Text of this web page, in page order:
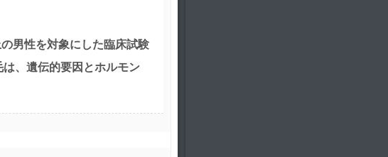
男性を対象にした臨床試験
、遺伝的要因とホルモン